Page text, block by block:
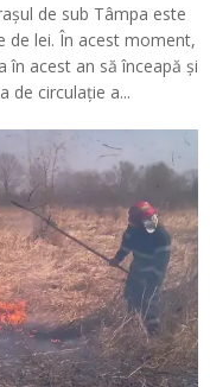
de sub Tâmpa este
de lei. În acest moment,
în acest an să înceapă și
de circulație a...